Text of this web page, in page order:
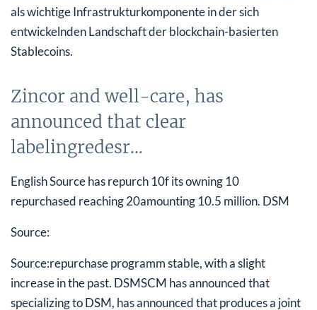
als wichtige Infrastrukturkomponente in der sich
entwickelnden Landschaft der blockchain-basierten
Stablecoins.
Zincor and well-care, has
announced that clear
labelingredesr…
English Source has repurch 10f its owning 10
repurchased reaching 20amounting 10.5 million. DSM
Source:
Source:repurchase programm stable, with a slight
increase in the past. DSMSCM has announced that
specializing to DSM, has announced that produces a joint